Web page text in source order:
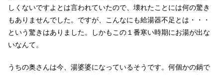
しくないですよとは言われていたので、壊れたことには何の驚き
もありませんでした。ですが、こんなにも給湯器不足とは・・・
という驚きはありました。しかもこの１番寒い時期にお湯が出な
いなんて。
うちの奥さんは今、湯婆婆になっているそうです。何個かの鍋で